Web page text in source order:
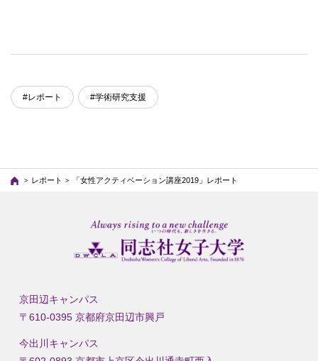
#レポート #学術研究支援
レポート 「女性アクティベーション講座2019」レポート
京田辺キャンパス
〒610-0395 京都府京田辺市興戸
今出川キャンパス